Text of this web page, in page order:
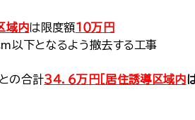
域内は限度額１０万円
以下となるよう撤去する工事
合計３４．６万円 ［居住誘導区域内